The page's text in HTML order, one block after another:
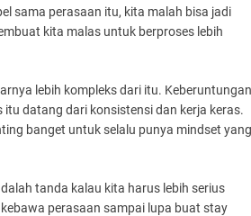
sama perasaan itu, kita malah bisa jadi
kita malas untuk berproses lebih
lebih kompleks dari itu. Keberuntungan
datang dari konsistensi dan kerja keras.
banget untuk selalu punya mindset yang
tanda kalau kita harus lebih serius
perasaan sampai lupa buat stay